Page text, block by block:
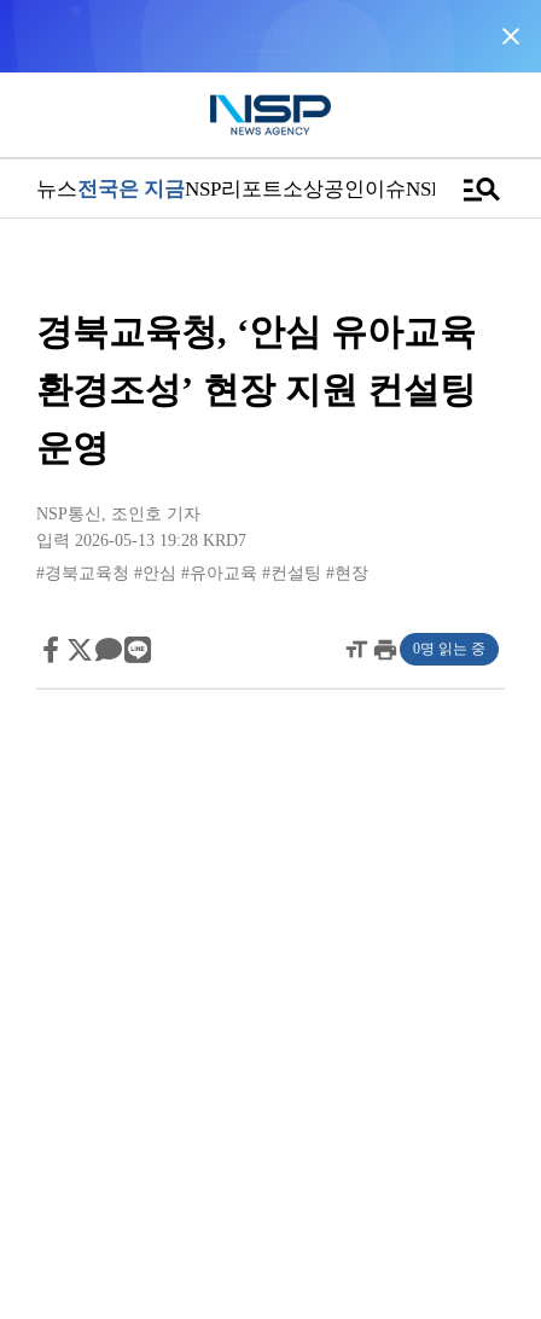
close
뉴스전국은 지금NSP리포트소상공인이슈NSPTVmanage_search
경북교육청, ‘안심 유아교육
환경조성’ 현장 지원 컨설팅
운영
NSP통신 , 조인호 기자
입력 2026-05-13 19:28 KRD7
#경북교육청 #안심 #유아교육 #컨설팅 #현장
format_sizeprint 0명 읽는 중